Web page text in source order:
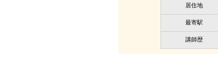
居住地
最寄駅
講師歴